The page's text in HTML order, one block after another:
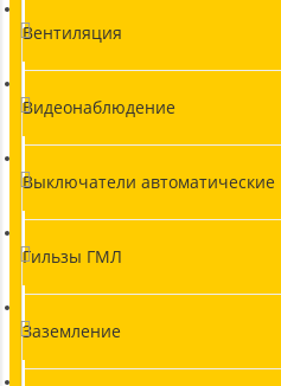
Вентиляция
Видеонаблюдение
Выключатели автоматические
Гильзы ГМЛ
Заземление